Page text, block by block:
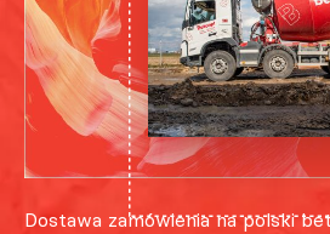
Dostawa zamówienia na polski